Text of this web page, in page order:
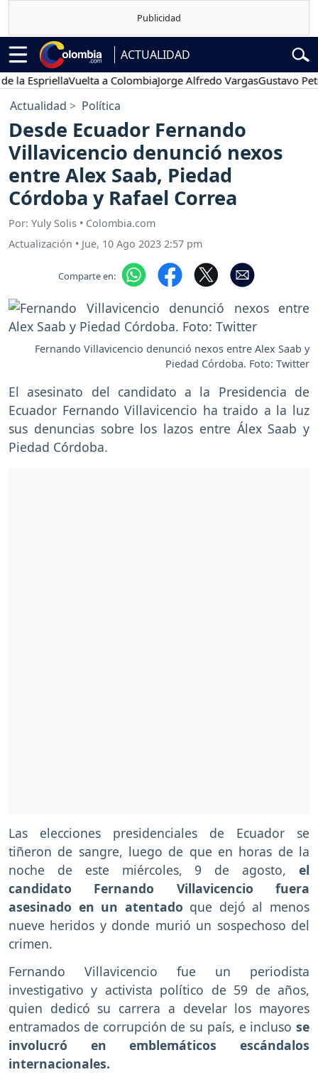
ACTUALIDAD
Vuelta a ColombiaJorge Alfredo VargasGustavo Petro
Actualidad Política
Desde Ecuador Fernando
Villavicencio denunció nexos
entre Alex Saab, Piedad
Córdoba y Rafael Correa
Por: Yuly Solis • Colombia.com
Actualización • Jue, 10 Ago 2023 2:57 pm
Comparte en:
Fernando Villavicencio denunció nexos entre Alex Saab y
Piedad Córdoba. Foto: Twitter
El asesinato del candidato a la Presidencia de
Ecuador Fernando Villavicencio ha traido a la luz
sus denuncias sobre los lazos entre Álex Saab y
Piedad Córdoba.
Las elecciones presidenciales de Ecuador se
tiñeron de sangre, luego de que en horas de la
noche de este miércoles, 9 de agosto, el
candidato Fernando Villavicencio fuera
asesinado en un atentado que dejó al menos
nueve heridos y donde murió un sospechoso del
crimen.
Fernando Villavicencio fue un periodista
investigativo y activista político de 59 de años,
quien dedicó su carrera a develar los mayores
entramados de corrupción de su país, e incluso se
involucró en emblemáticos escándalos
internacionales.